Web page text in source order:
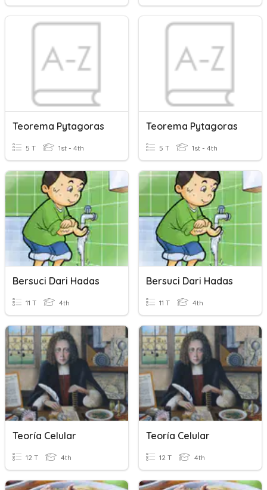
Teorema Pytagoras
5 T 1st - 4th
Teorema Pytagoras
5 T 1st - 4th
Bersuci Dari Hadas
11 T 4th
Bersuci Dari Hadas
11 T 4th
Teoría Celular
12 T 4th
Teoría Celular
12 T 4th